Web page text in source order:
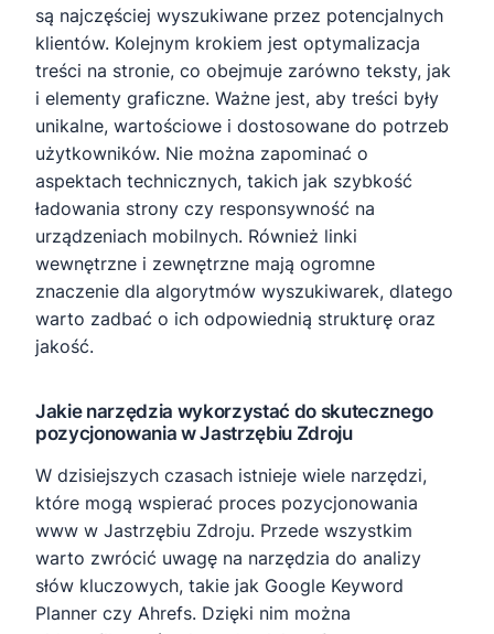
są najczęściej wyszukiwane przez potencjalnych
klientów. Kolejnym krokiem jest optymalizacja
treści na stronie, co obejmuje zarówno teksty, jak
i elementy graficzne. Ważne jest, aby treści były
unikalne, wartościowe i dostosowane do potrzeb
użytkowników. Nie można zapominać o
aspektach technicznych, takich jak szybkość
ładowania strony czy responsywność na
urządzeniach mobilnych. Również linki
wewnętrzne i zewnętrzne mają ogromne
znaczenie dla algorytmów wyszukiwarek, dlatego
warto zadbać o ich odpowiednią strukturę oraz
jakość.
Jakie narzędzia wykorzystać do skutecznego
pozycjonowania w Jastrzębiu Zdroju
W dzisiejszych czasach istnieje wiele narzędzi,
które mogą wspierać proces pozycjonowania
www w Jastrzębiu Zdroju. Przede wszystkim
warto zwrócić uwagę na narzędzia do analizy
słów kluczowych, takie jak Google Keyword
Planner czy Ahrefs. Dzięki nim można